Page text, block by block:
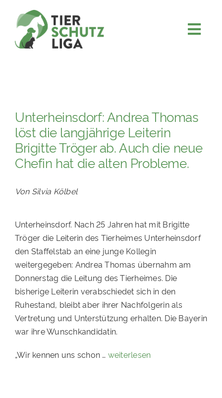
content
MITMACHEN
FÖRDERN & VERERBEN
KOOPERATIONEN
TIERHEIMTIERE
PATENSCHAFTEN
HELFER WERDEN
RATGEBER
Unterheinsdorf: Andrea Thomas
löst die langjährige Leiterin
Brigitte Tröger ab. Auch die neue
Chefin hat die alten Probleme.
Von Silvia Kölbel
Unterheinsdorf. Nach 25 Jahren hat mit Brigitte
Tröger die Leiterin des Tierheimes Unterheinsdorf
den Staffelstab an eine junge Kollegin
weitergegeben: Andrea Thomas übernahm am
Donnerstag die Leitung des Tierheimes. Die
bisherige Leiterin verabschiedet sich in den
Ruhestand, bleibt aber ihrer Nachfolgerin als
Vertretung und Unterstützung erhalten. Die Bayerin
war ihre Wunschkandidatin.
„Wir kennen uns schon … weiterlesen